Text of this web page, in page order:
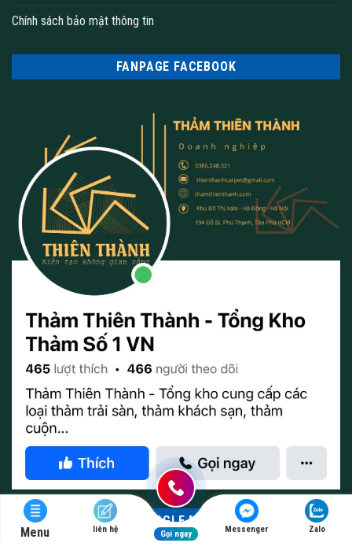
Chính sách bảo mật thông tin
FANPAGE FACEBOOK
GOOGLE MAP
Menu
liên hệ Gọi ngay Messenger Zalo